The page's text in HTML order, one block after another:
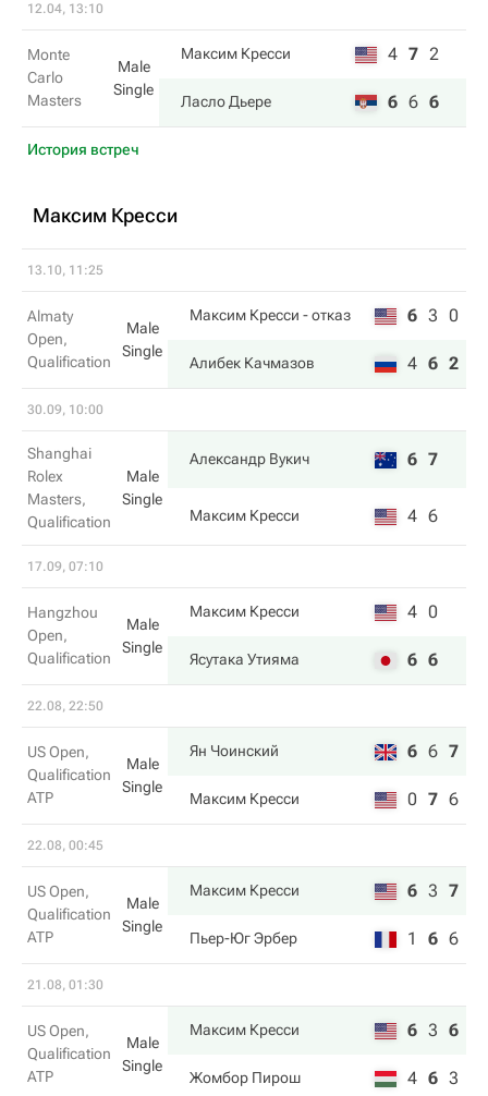
12.04, 13:10
Monte
Carlo
Masters
Male
Single
Максим Кресси 4 7 2
Ласло Дьере 6 6 6
История встреч
Максим Кресси
13.10, 11:25
Almaty
Open,
Qualification
Male
Single
Максим Кресси - отказ 6 3 0
Алибек Качмазов 4 6 2
30.09, 10:00
Shanghai
Rolex
Masters,
Qualification
Male
Single
Александр Вукич 6 7
Максим Кресси 4 6
17.09, 07:10
Hangzhou
Open,
Qualification
Male
Single
Максим Кресси 4 0
Ясутака Утияма 6 6
22.08, 22:50
US Open,
Qualification
ATP
Male
Single
Ян Чоинский 6 6 7
Максим Кресси 0 7 6
22.08, 00:45
US Open,
Qualification
ATP
Male
Single
Максим Кресси 6 3 7
Пьер-Юг Эрбер 1 6 6
21.08, 01:30
US Open,
Qualification
ATP
Male
Single
Максим Кресси 6 3 6
Жомбор Пирош 4 6 3